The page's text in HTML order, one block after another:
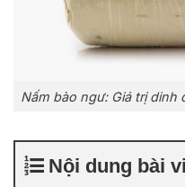
Nấm bào ngư: Giá trị
Nội dung bài